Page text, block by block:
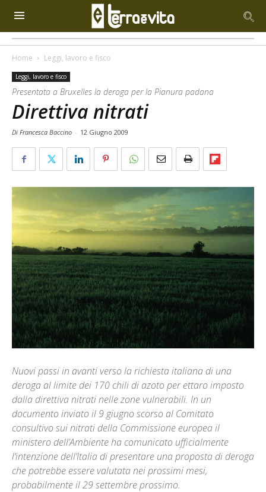
Home Leggi, lavoro e fisco
Leggi, lavoro e fisco
Presentata a Bruxelles la deroga per la Pianura padana
Direttiva nitrati
Di Francesca Baccino - 12 Giugno 2009
Nuovi passi in avanti verso la richiesta italiana di una
deroga al limite dei 170 chili di azoto per ettaro imposto
dalla direttiva nitrati nelle zone vulnerabili. In un
documento inviato il 9 giugno scorso al Comitato
consultivo sui nitrati della Commissione europea il
ministero dell’Ambiente ha comunicato ufficialmente
l’intenzione dell’Italia di presentare una proposta di deroga
che potrebbe essere valutata nei prossimi mesi,
probabilmente il 29 settembre prossimo.